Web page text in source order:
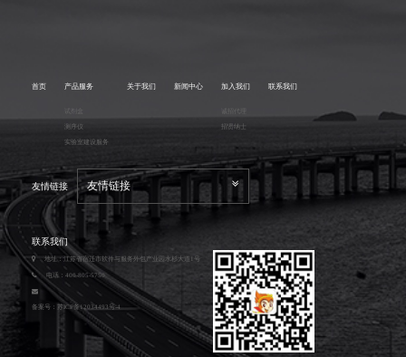
首页 产品服务
测序仪
实验室建设服务
关于我们 新闻中心 加入我们
招贤纳士
联系我们
友情链接 友情链接
联系我们
地址：江苏省宿迁市软件与服务外包产业园水杉大道1号
电话：400-805-5750
备案号： 苏ICP备12034493号-4